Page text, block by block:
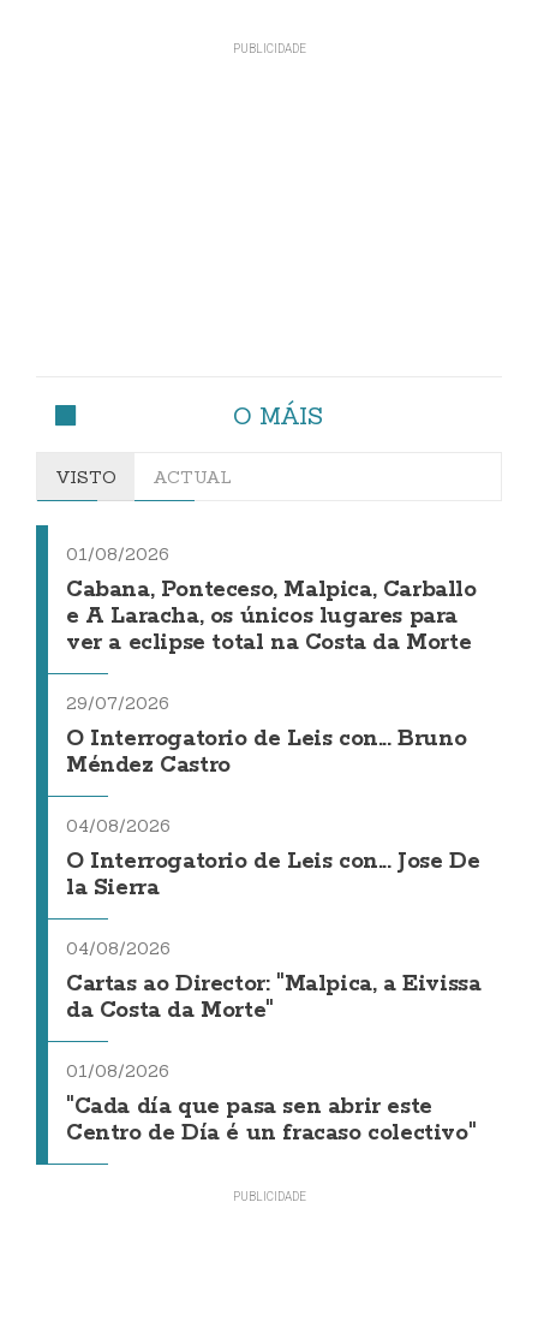
O MÁIS
VISTO ACTUAL
01/08/2026
Cabana, Ponteceso, Malpica, Carballo
e A Laracha, os únicos lugares para
ver a eclipse total na Costa da Morte
29/07/2026
O Interrogatorio de Leis con... Bruno
Méndez Castro
04/08/2026
O Interrogatorio de Leis con... Jose De
la Sierra
04/08/2026
Cartas ao Director: "Malpica, a Eivissa
da Costa da Morte"
01/08/2026
"Cada día que pasa sen abrir este
Centro de Día é un fracaso colectivo"